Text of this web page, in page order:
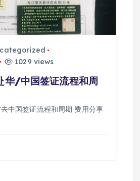
1029 views
华/中国签证流程和周
中国签证流程和周期 费用分享